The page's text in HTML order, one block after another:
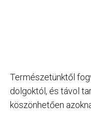
Természetünktől
dolgoktól, és távol
köszönhetően